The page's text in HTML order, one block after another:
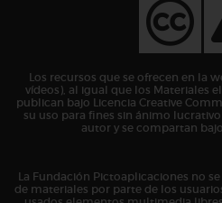
Los recursos que se ofrecen en la
vídeos), al igual que los Materiales
publican bajo Licencia Creative
su uso para fines sin ánimo
autor y se compartan
La Fundación Pictoaplicaciones no
de materiales por parte de los